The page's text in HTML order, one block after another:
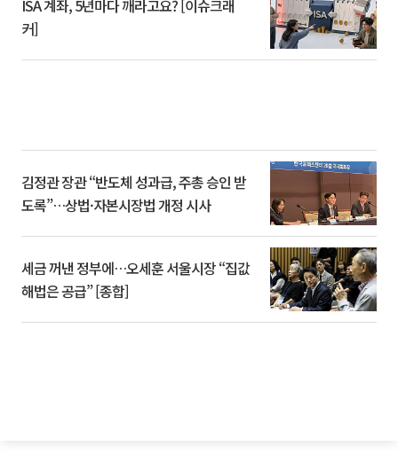
ISA 계좌, 5년마다 깨라고요? [이슈크래
커]
김정관 장관 “반도체 성과급, 주총 승인 받
도록”…상법·자본시장법 개정 시사
세금 꺼낸 정부에…오세훈 서울시장 “집값
해법은 공급” [종합]